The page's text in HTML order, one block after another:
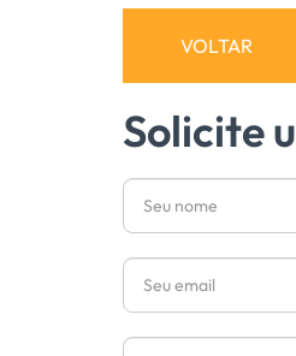
VOLTAR
Solicite
Nome
Email
Telefone